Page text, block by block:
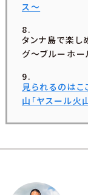
ス〜
タンナ島で楽し
グ〜ブルーホ
見られるのはこ
山「ヤスール火